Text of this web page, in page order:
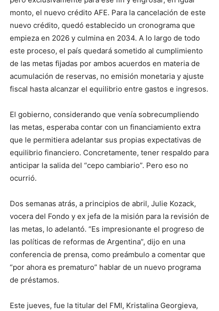
monto, el nuevo crédito AFE. Para la cancelación de este
nuevo crédito, quedó establecido un cronograma que
empieza en 2026 y culmina en 2034. A lo largo de todo
este proceso, el país quedará sometido al cumplimiento
de las metas fijadas por ambos acuerdos en materia de
acumulación de reservas, no emisión monetaria y ajuste
fiscal hasta alcanzar el equilibrio entre gastos e ingresos.
El gobierno, considerando que venía sobrecumpliendo
las metas, esperaba contar con un financiamiento extra
que le permitiera adelantar sus propias expectativas de
equilibrio financiero. Concretamente, tener respaldo para
anticipar la salida del “cepo cambiario”. Pero eso no
ocurrió.
Dos semanas atrás, a principios de abril, Julie Kozack,
vocera del Fondo y ex jefa de la misión para la revisión de
las metas, lo adelantó. “Es impresionante el progreso de
las políticas de reformas de Argentina”, dijo en una
conferencia de prensa, como preámbulo a comentar que
“por ahora es prematuro” hablar de un nuevo programa
de préstamos.
Este jueves, fue la titular del FMI, Kristalina Georgieva,